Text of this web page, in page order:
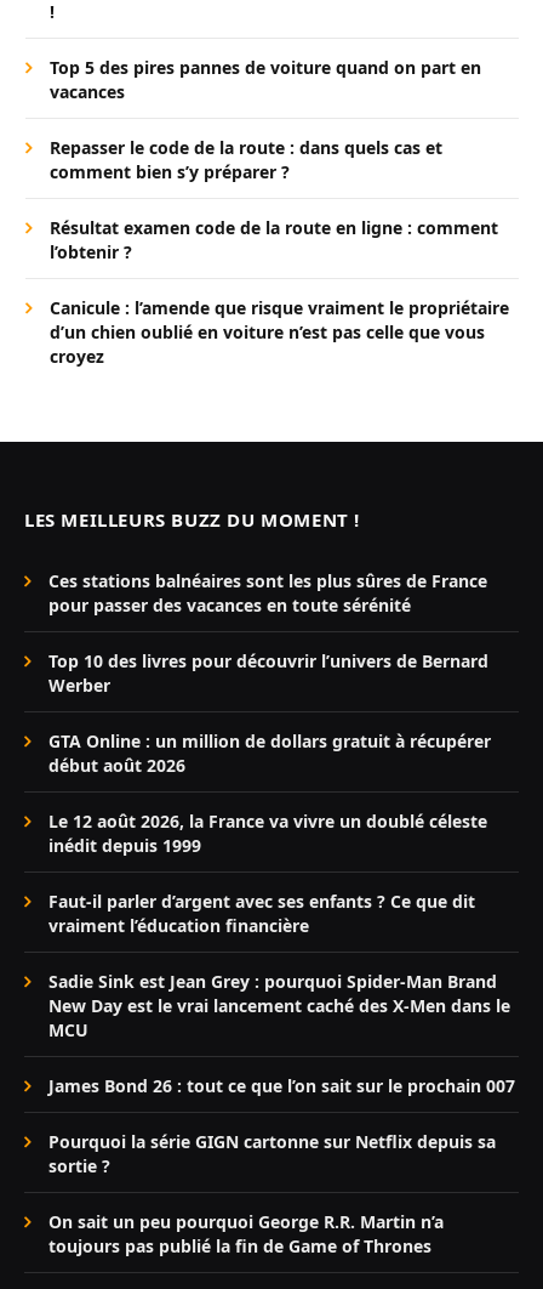
!
Top 5 des pires pannes de voiture quand on part en
vacances
Repasser le code de la route : dans quels cas et
comment bien s’y préparer ?
Résultat examen code de la route en ligne : comment
l’obtenir ?
Canicule : l’amende que risque vraiment le propriétaire
d’un chien oublié en voiture n’est pas celle que vous
croyez
LES MEILLEURS BUZZ DU MOMENT !
Ces stations balnéaires sont les plus sûres de France
pour passer des vacances en toute sérénité
Top 10 des livres pour découvrir l’univers de Bernard
Werber
GTA Online : un million de dollars gratuit à récupérer
début août 2026
Le 12 août 2026, la France va vivre un doublé céleste
inédit depuis 1999
Faut-il parler d’argent avec ses enfants ? Ce que dit
vraiment l’éducation financière
Sadie Sink est Jean Grey : pourquoi Spider-Man Brand
New Day est le vrai lancement caché des X-Men dans le
MCU
James Bond 26 : tout ce que l’on sait sur le prochain 007
Pourquoi la série GIGN cartonne sur Netflix depuis sa
sortie ?
On sait un peu pourquoi George R.R. Martin n’a
toujours pas publié la fin de Game of Thrones